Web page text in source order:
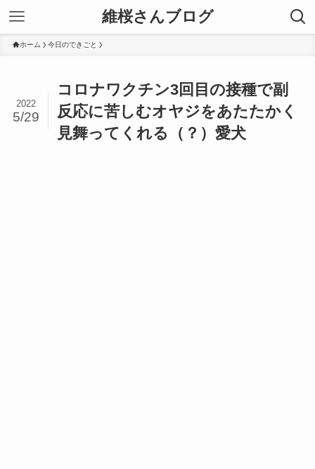
維桜さんブログ
ホーム 今日のできごと
コロナワクチン3回目の接種で副
反応に苦しむオヤジをあたたかく
見舞ってくれる（？）愛犬
2022
5/29